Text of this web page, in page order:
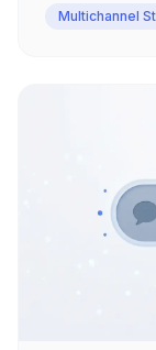
warum im
Multichannel